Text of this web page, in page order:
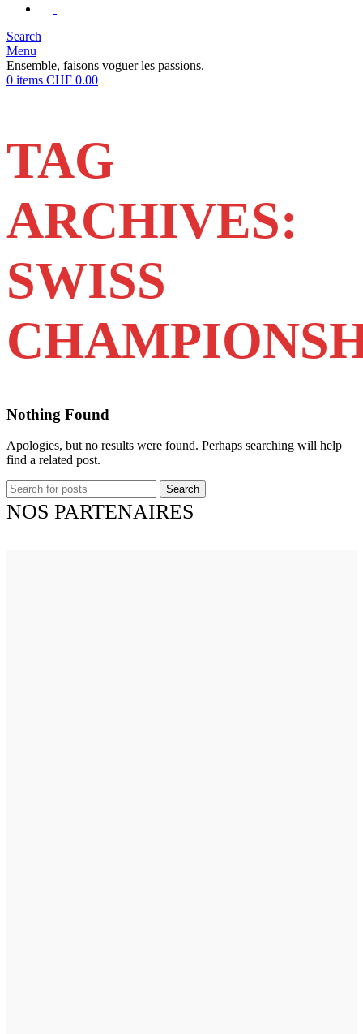
Search
Menu
Ensemble, faisons voguer les passions.
0 items CHF 0.00
TAG
ARCHIVES:
SWISS
Nothing Found
Apologies, but no results were found. Perhaps searching will help
find a related post.
Search
NOS PARTENAIRES